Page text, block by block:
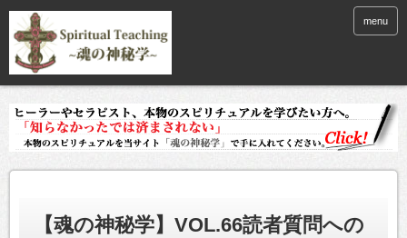
menu
【魂の神秘学】VOL.66読者質問への